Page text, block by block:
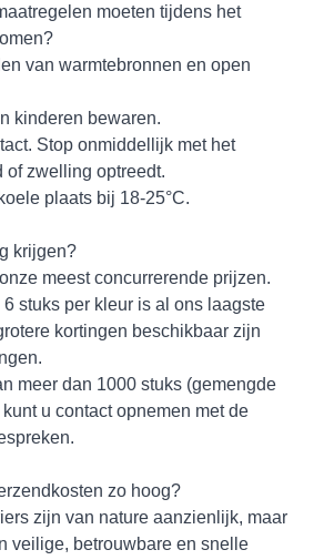
moeten tijdens het
van warmtebronnen en open
kinderen bewaren.
Stop onmiddellijk met het
of zwelling optreedt.
plaats bij 18-25°C.
krijgen?
meest concurrerende prijzen.
stuks per kleur is al ons laagste
kortingen beschikbaar zijn
meer dan 1000 stuks (gemengde
u contact opnemen met de
zo hoog?
zijn van nature aanzienlijk, maar
veilige, betrouwbare en snelle